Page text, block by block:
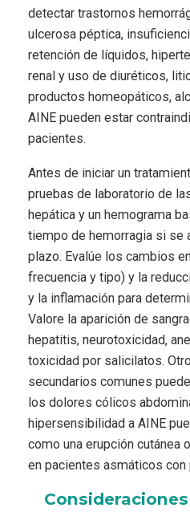
detectar trastornos
ulcerosa péptica,
retención de líquidos,
renal y uso de diuréticos,
productos homeopáticos,
AINE pueden estar
pacientes.
Antes de iniciar un
pruebas de laboratorio de
hepática y un hemograma
tiempo de hemorragia si se
plazo. Evalúe los cambios
frecuencia y tipo) y la
y la inflamación para
Valore la aparición de
hepatitis, neurotoxicidad,
toxicidad por salicilatos.
secundarios comunes
los dolores cólicos
hipersensibilidad a AINE
como una erupción cutánea
en pacientes asmáticos